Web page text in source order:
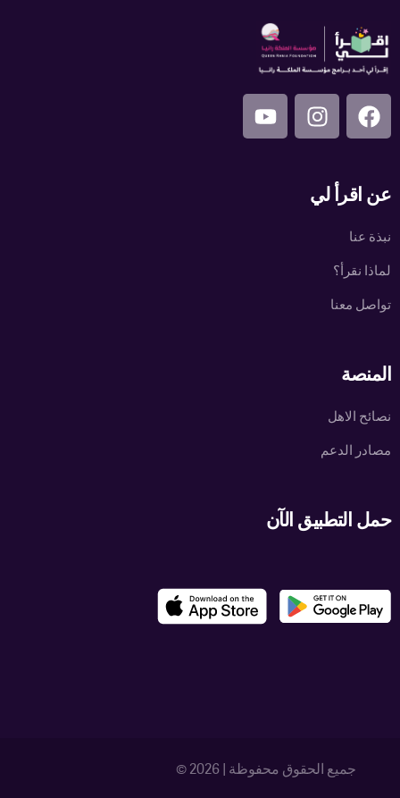
عن اقرأ لي
نبذة عنا
لماذا نقرأ؟
تواصل معنا
المنصة
نصائح الاهل
مصادر الدعم
حمل التطبيق الآن
جميع الحقوق محفوظة | 2026 ©الدخول / التسجيل